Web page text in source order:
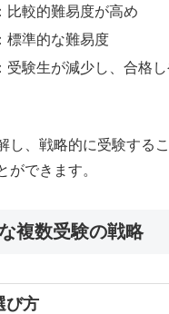
比較的難易度が高め
標準的な難易度
受験生が減少し、合格
し、戦略的に受験する
ができます。
複数受験の戦略
び方